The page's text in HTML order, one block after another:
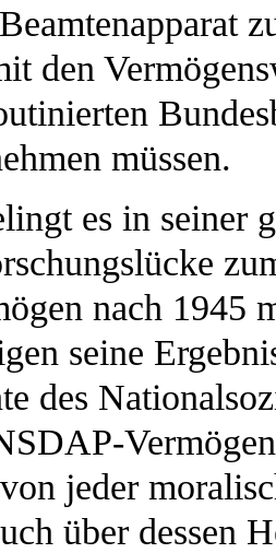
den
müssen.
es in seiner
nach 1945
seine
des
jeder
über dessen